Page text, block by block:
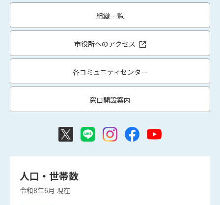
組織一覧
市役所へのアクセス
各コミュニティセンター
窓口開設案内
人口・世帯数
令和8年6月 現在